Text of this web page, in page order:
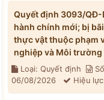
Quyết định 3093/QĐ-
hành chính mới; bị
thực vật thuộc phạm
nghiệp và Môi trường
Loại: Quyết định
06/08/2026
Hiệu